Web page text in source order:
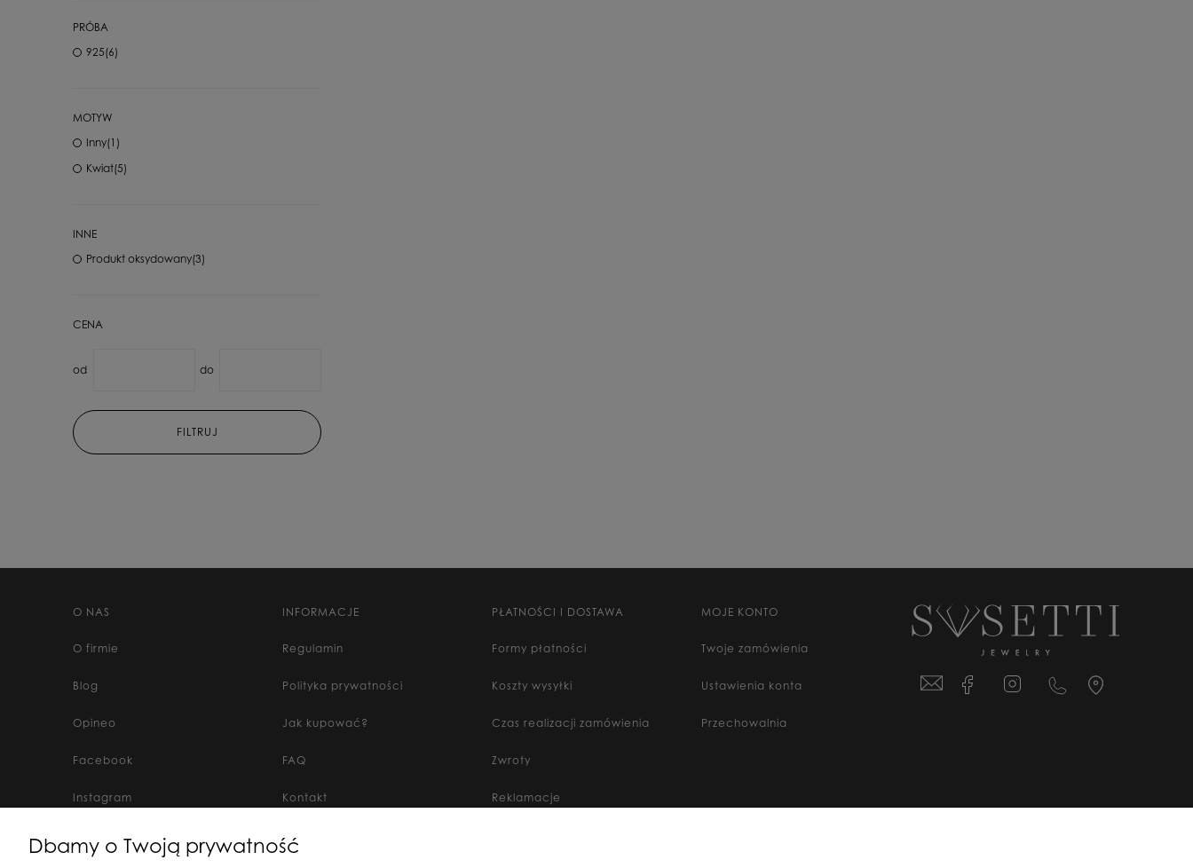
PRÓBA
925(6)
MOTYW
Inny(1)
Kwiat(5)
INNE
Produkt oksydowany(3)
CENA
od do
FILTRUJ
O NAS
O firmie
Blog
Opineo
Facebook
Instagram
INFORMACJE
Regulamin
Polityka prywatności
Jak kupować?
FAQ
Kontakt
PŁATNOŚCI I DOSTAWA
Formy płatności
Koszty wysyłki
Czas realizacji zamówienia
Zwroty
Reklamacje
MOJE KONTO
Twoje zamówienia
Ustawienia konta
Przechowalnia
Dbamy o Twoją prywatność